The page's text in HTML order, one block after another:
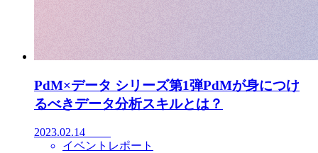
PdM×データ シリーズ第1弾PdMが身につけ
るべきデータ分析スキルとは？
2023.02.14
イベントレポート